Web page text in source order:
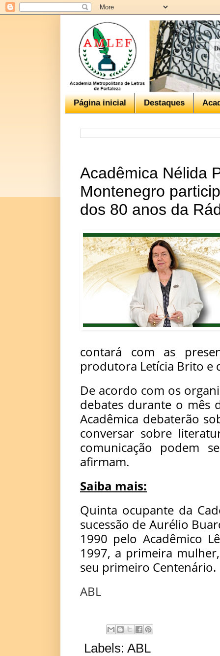
Página inicial Destaques
Acadêmica Nélida
Montenegro
dos 80 anos da
contará com as
produtora Letícia Brito e
De acordo com os
debates durante o mês
Acadêmica debaterão
conversar sobre
comunicação podem
afirmam.
Saiba mais:
Quinta ocupante da
sucessão de Aurélio
1990 pelo Acadêmico
1997, a primeira
seu primeiro Centenário.
ABL
Labels: ABL